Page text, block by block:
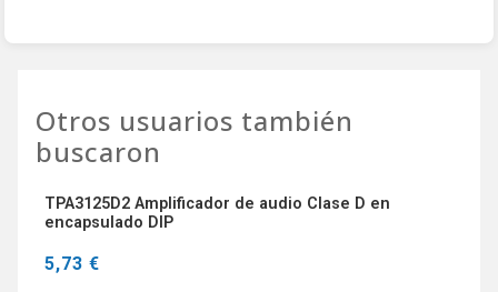
Otros usuarios también
buscaron
TPA3125D2 Amplificador de audio Clase D en
encapsulado DIP
5,73 €